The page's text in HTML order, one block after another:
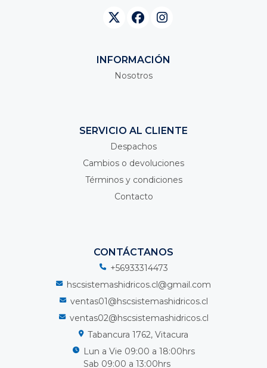
INFORMACIÓN
Nosotros
SERVICIO AL CLIENTE
Despachos
Cambios o devoluciones
Términos y condiciones
Contacto
CONTÁCTANOS
+56933314473
hscsistemashidricos.cl@gmail.com
ventas01@hscsistemashidricos.cl
ventas02@hscsistemashidricos.cl
Tabancura 1762, Vitacura
Lun a Vie 09:00 a 18:00hrs
Sab 09:00 a 13:00hrs